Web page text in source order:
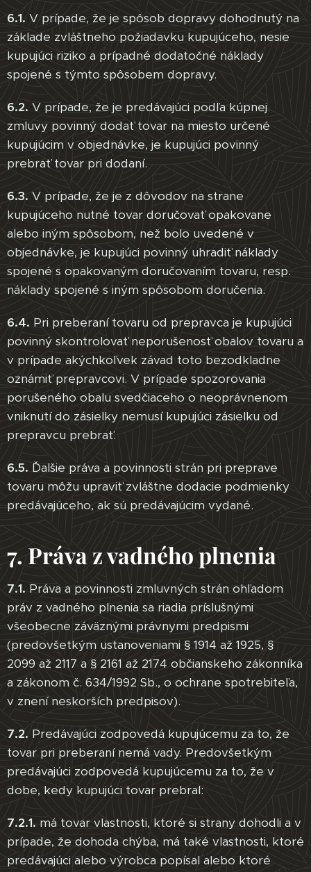
6.1. V prípade, že je spôsob dopravy dohodnutý na
základe zvláštneho požiadavku kupujúceho, nesie
kupujúci riziko a prípadné dodatočné náklady
spojené s týmto spôsobem dopravy.
6.2. V prípade, že je predávajúci podľa kúpnej
zmluvy povinný dodať tovar na miesto určené
kupujúcim v objednávke, je kupujúci povinný
prebrať tovar pri dodaní.
6.3.V prípade, že je z dôvodov na strane
kupujúceho nutné tovar doručovať opakovane
alebo iným spôsobom, než bolo uvedené v
objednávke, je kupujúci povinný uhradiť náklady
spojené s opakovaným doručovaním tovaru, resp.
náklady spojené s iným spôsobom doručenia.
6.4. Pri preberaní tovaru od prepravca je kupujúci
povinný skontrolovať neporušenosť obalov tovaru a
v prípade akýchkoľvek závad toto bezodkladne
oznámiť prepravcovi. V prípade spozorovania
porušeného obalu svedčiaceho o neoprávnenom
vniknutí do zásielky nemusí kupujúci zásielku od
prepravcu prebrať.
6.5. Ďalšie práva a povinnosti strán pri preprave
tovaru môžu upraviť zvláštne dodacie podmienky
predávajúceho, ak sú predávajúcim vydané.
7. Práva z vadného plnenia
7.1. Práva a povinnosti zmluvných strán ohľadom
práv z vadného plnenia sa riadia príslušnými
všeobecne záväznými právnymi predpismi
(predovšetkým ustanoveniami § 1914 až 1925, §
2099 až 2117 a § 2161 až 2174 občianskeho zákonníka
a zákonom č. 634/1992 Sb., o ochrane spotrebiteľa,
v znení neskorších predpisov).
7.2. Predávajúci zodpovedá kupujúcemu za to, že
tovar pri preberaní nemá vady. Predovšetkým
predávajúci zodpovedá kupujúcemu za to, že v
dobe, kedy kupujúci tovar prebral:
7.2.1. má tovar vlastnosti, ktoré si strany dohodli a v
prípade, že dohoda chýba, má také vlastnosti, ktoré
predávajúci alebo výrobca popísal alebo ktoré